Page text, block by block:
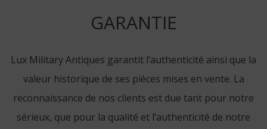
GARANTIE
Lux Military Antiques garantit l’authenticité ainsi que la
valeur historique de ses pièces mises en vente. La
reconnaissance de nos clients est due tant pour notre
sérieux, que pour la qualité et l’authenticité de notre